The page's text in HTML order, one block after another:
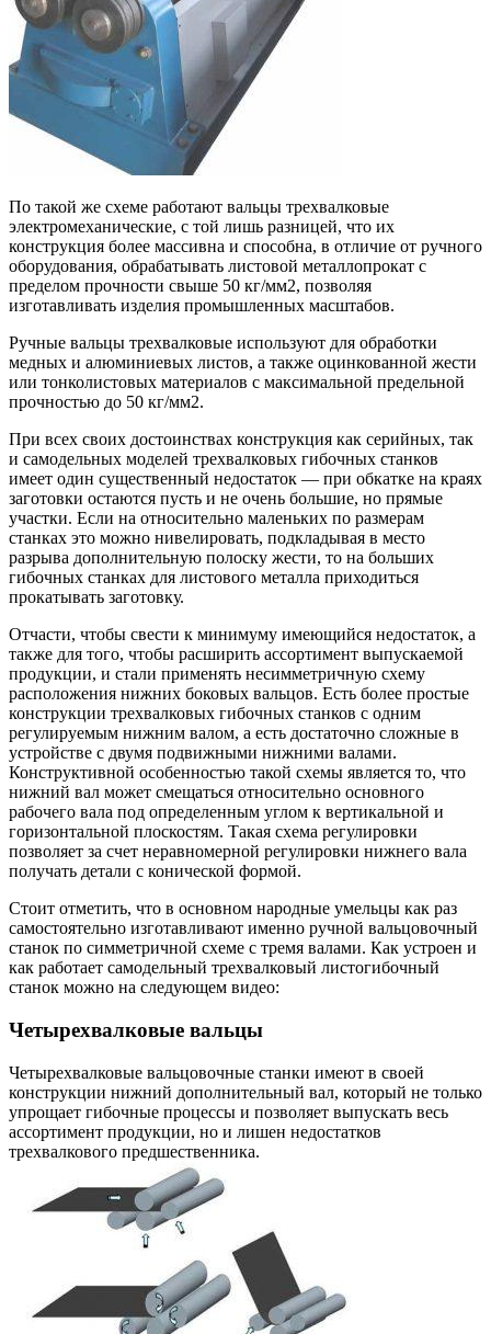
По такой же схеме работают вальцы трехвалковые
электромеханические, с той лишь разницей, что их
конструкция более массивна и способна, в отличие от ручного
оборудования, обрабатывать листовой металлопрокат с
пределом прочности свыше 50 кг/мм2, позволяя
изготавливать изделия промышленных масштабов.
Ручные вальцы трехвалковые используют для обработки
медных и алюминиевых листов, а также оцинкованной жести
или тонколистовых материалов с максимальной предельной
прочностью до 50 кг/мм2.
При всех своих достоинствах конструкция как серийных, так
и самодельных моделей трехвалковых гибочных станков
имеет один существенный недостаток — при обкатке на краях
заготовки остаются пусть и не очень большие, но прямые
участки. Если на относительно маленьких по размерам
станках это можно нивелировать, подкладывая в место
разрыва дополнительную полоску жести, то на больших
гибочных станках для листового металла приходиться
прокатывать заготовку.
Отчасти, чтобы свести к минимуму имеющийся недостаток, а
также для того, чтобы расширить ассортимент выпускаемой
продукции, и стали применять несимметричную схему
расположения нижних боковых вальцов. Есть более простые
конструкции трехвалковых гибочных станков с одним
регулируемым нижним валом, а есть достаточно сложные в
устройстве с двумя подвижными нижними валами.
Конструктивной особенностью такой схемы является то, что
нижний вал может смещаться относительно основного
рабочего вала под определенным углом к вертикальной и
горизонтальной плоскостям. Такая схема регулировки
позволяет за счет неравномерной регулировки нижнего вала
получать детали с конической формой.
Стоит отметить, что в основном народные умельцы как раз
самостоятельно изготавливают именно ручной вальцовочный
станок по симметричной схеме с тремя валами. Как устроен и
как работает самодельный трехвалковый листогибочный
станок можно на следующем видео:
Четырехвалковые вальцы
Четырехвалковые вальцовочные станки имеют в своей
конструкции нижний дополнительный вал, который не только
упрощает гибочные процессы и позволяет выпускать весь
ассортимент продукции, но и лишен недостатков
трехвалкового предшественника.